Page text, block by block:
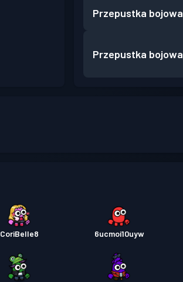
Przepustka bojowa
Przepustka bojowa
CoriBelle8 6ucmoi10uyw